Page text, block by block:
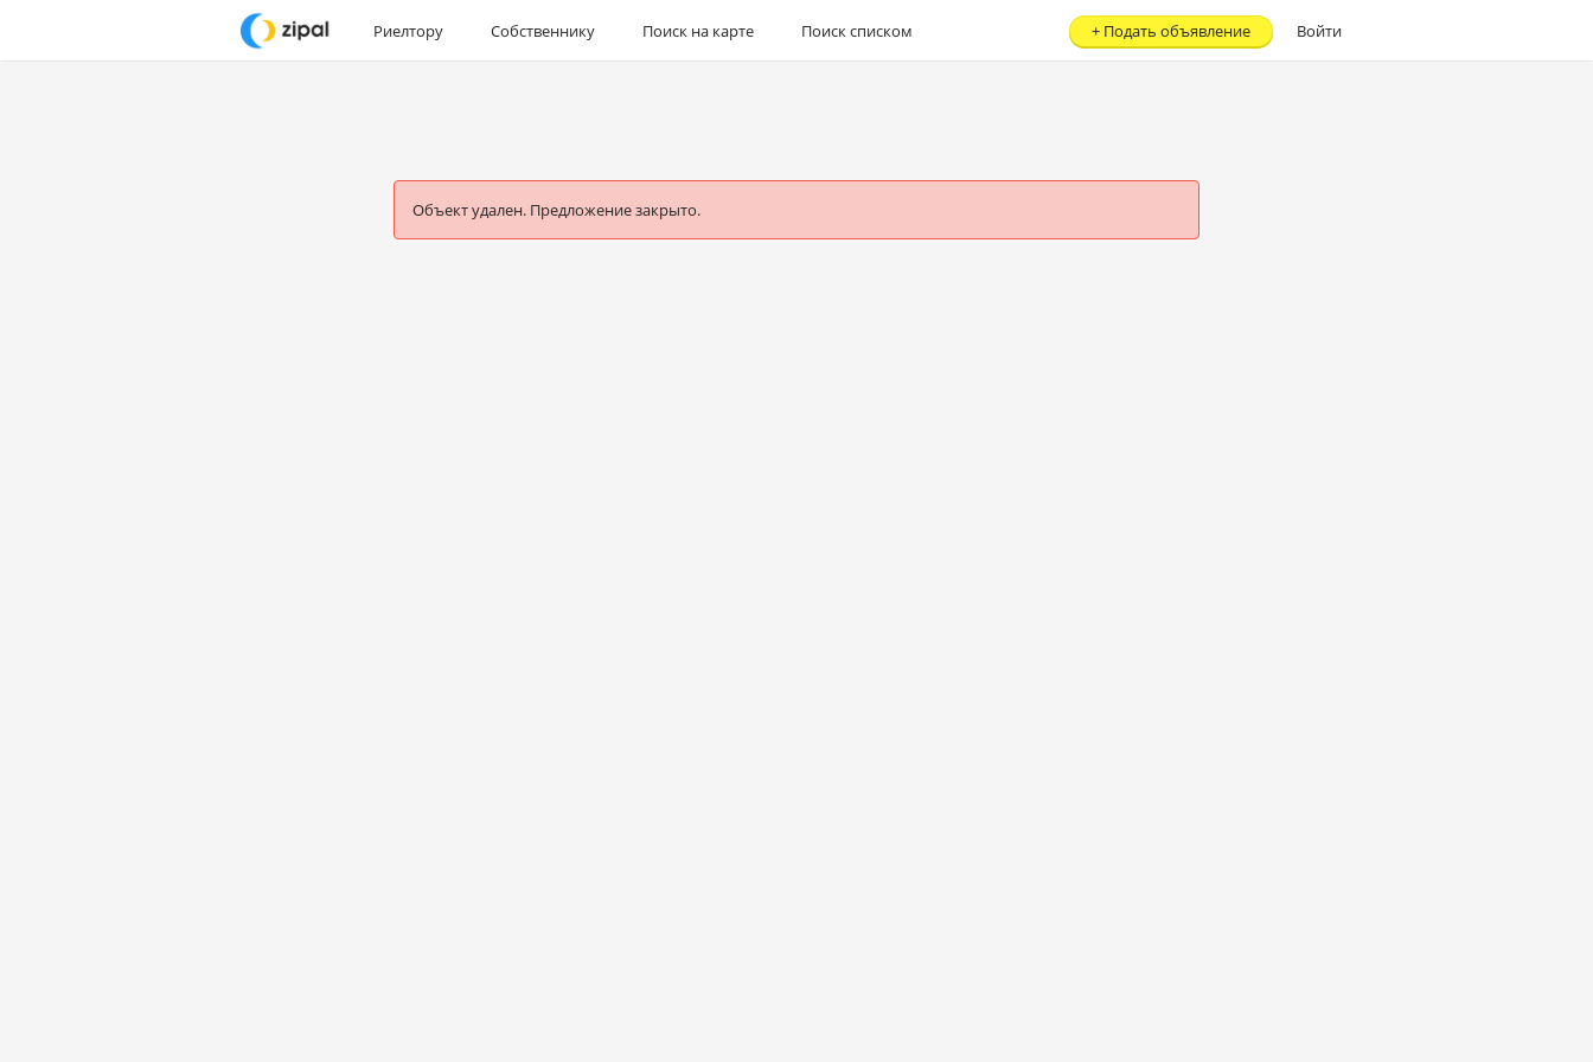
Риелтору Собственнику Поиск на карте Поиск списком Войти
+ Подать объявление
Объект удален. Предложение закрыто.